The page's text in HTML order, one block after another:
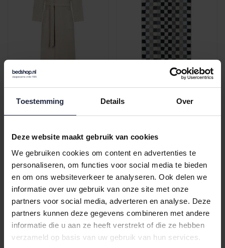
Toestemming Details Over
Deze website maakt gebruik van cookies
We gebruiken cookies om content en advertenties te
personaliseren, om functies voor social media te bieden
en om ons websiteverkeer te analyseren. Ook delen we
informatie over uw gebruik van onze site met onze
partners voor social media, adverteren en analyse. Deze
partners kunnen deze gegevens combineren met andere
informatie die u aan ze heeft verstrekt of die ze hebben
verzameld op basis van uw gebruik van hun services.
Cawö Home Heren
Kimono 6526 travertin L
€159,90
Cawö Unique Karo
Washandje anthrazit
€5,50
Cawö Unique Karo Cawö Unique Karo